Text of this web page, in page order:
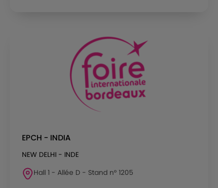
EPCH - INDIA
NEW DELHI - INDE
Hall 1 - Allée D - Stand n° 1205